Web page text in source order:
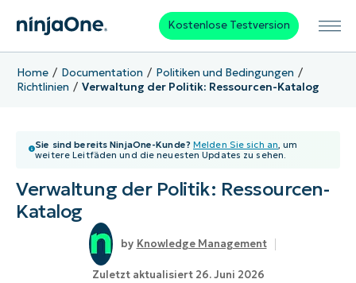
Kostenlose Testversion
Home Documentation
Politiken und Bedingungen
Richtlinien
Verwaltung der Politik: Ressourcen-Katalog
Sie sind bereits NinjaOne-Kunde? Melden Sie sich an, um
weitere Leitfäden und die neuesten Updates zu sehen.
Verwaltung der Politik: Ressourcen-
Katalog
Knowledge Management
Zuletzt aktualisiert 26. Juni 2026